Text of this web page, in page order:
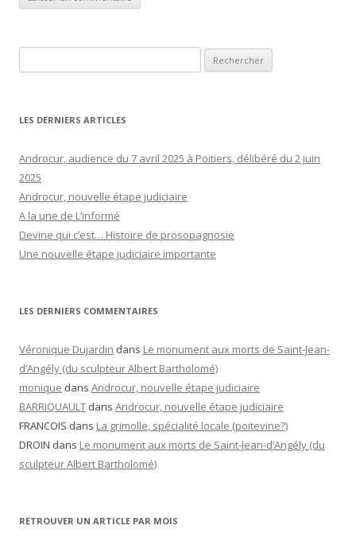
LES DERNIERS ARTICLES
Androcur, audience du 7 avril 2025 à Poitiers, délibéré du 2 juin
2025
Androcur, nouvelle étape judiciaire
A la une de L’informé
Devine qui c’est… Histoire de prosopagnosie
Une nouvelle étape judiciaire importante
LES DERNIERS COMMENTAIRES
Véronique Dujardin dans Le monument aux morts de Saint-Jean-
d’Angély (du sculpteur Albert Bartholomé)
monique dans Androcur, nouvelle étape judiciaire
BARRIQUAULT dans Androcur, nouvelle étape judiciaire
FRANCOIS dans La grimolle, spécialité locale (poitevine?)
DROIN dans Le monument aux morts de Saint-Jean-d’Angély (du
sculpteur Albert Bartholomé)
RETROUVER UN ARTICLE PAR MOIS